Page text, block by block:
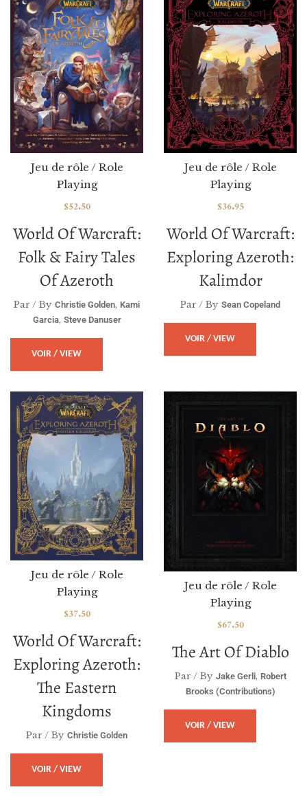
World Of Warcraft:
Folk & Fairy Tales
Of Azeroth
Jeu de rôle / Role
Playing
$52.50
Par / By Christie Golden, Kami
Garcia, Steve Danuser
VOIR / VIEW
World Of Warcraft:
Exploring Azeroth:
Kalimdor
Jeu de rôle / Role
Playing
$36.95
Par / By Sean Copeland
VOIR / VIEW
World Of Warcraft:
Exploring Azeroth:
The Eastern
Kingdoms
Jeu de rôle / Role
Playing
$37.50
Par / By Christie Golden
VOIR / VIEW
The Art Of Diablo
Jeu de rôle / Role
Playing
$67.50
Par / By Jake Gerli, Robert
Brooks (contributions)
VOIR / VIEW